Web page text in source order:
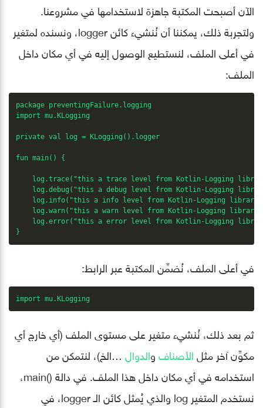
الآن أصبحت المكتبة جاهزة لاستخدامها في مشروعنا.
ولتجربة ذلك، يمكننا أن نُنشيء كائن logger، ونسنده لمتغير
في أعلى الملف، لنستطيع الوصول إليه في أي مكان داخل
الملف:
package preventingFailure.logging
import mu.KLogging
private val log = KLogging().logger
fun main() {
log.trace("this a trace level from Kotlin-Logging
log.debug("this a debug level from Kotlin-Logging
log.info("this a info level from Kotlin-Logging
log.warn("this a warn level from Kotlin-Logging
log.error("this a error level from Kotlin-Logging
}
في أعلى الملف، نُضمِّن المكتبة عبر الرابط:
import mu.KLogging
ثم بعد ذلك، نُنشيء متغير على مستوى الملف (أي خارج أي
مكوِّن آخر مثلالأصنافوالدوال …الخ)، لنتمكن من
استخدامه في أي مكان داخل هذا الملف. في دالة ()main،
نستخدم المتغير log والذي يُمثل كائن الـ logger، في